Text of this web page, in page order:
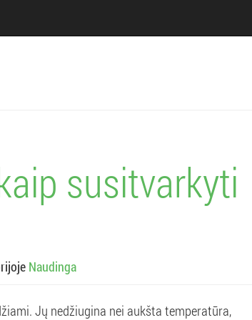
susitvarkyti
Naudinga
Jų nedžiugina nei aukšta temperatūra,